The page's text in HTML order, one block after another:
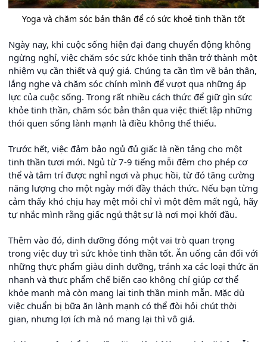
Yoga và chăm sóc bản thân để có sức khoẻ tinh thần tốt
Ngày nay, khi cuộc sống hiện đại đang chuyển động không
ngừng nghỉ, việc chăm sóc sức khỏe tinh thần trở thành một
nhiệm vụ cần thiết và quý giá. Chúng ta cần tìm về bản thân,
lắng nghe và chăm sóc chính mình để vượt qua những áp
lực của cuộc sống. Trong rất nhiều cách thức để giữ gìn sức
khỏe tinh thần, chăm sóc bản thân qua việc thiết lập những
thói quen sống lành mạnh là điều không thể thiếu.
Trước hết, việc đảm bảo ngủ đủ giấc là nền tảng cho một
tinh thần tươi mới. Ngủ từ 7-9 tiếng mỗi đêm cho phép cơ
thể và tâm trí được nghỉ ngơi và phục hồi, từ đó tăng cường
năng lượng cho một ngày mới đầy thách thức. Nếu bạn từng
cảm thấy khó chịu hay mệt mỏi chỉ vì một đêm mất ngủ, hãy
tự nhắc mình rằng giấc ngủ thật sự là nơi mọi khởi đầu.
Thêm vào đó, dinh dưỡng đóng một vai trò quan trọng
trong việc duy trì sức khỏe tinh thần tốt. Ăn uống cân đối với
những thực phẩm giàu dinh dưỡng, tránh xa các loại thức ăn
nhanh và thực phẩm chế biến cao không chỉ giúp cơ thể
khỏe mạnh mà còn mang lại tinh thần minh mẫn. Mặc dù
việc chuẩn bị bữa ăn lành mạnh có thể đòi hỏi chút thời
gian, nhưng lợi ích mà nó mang lại thì vô giá.